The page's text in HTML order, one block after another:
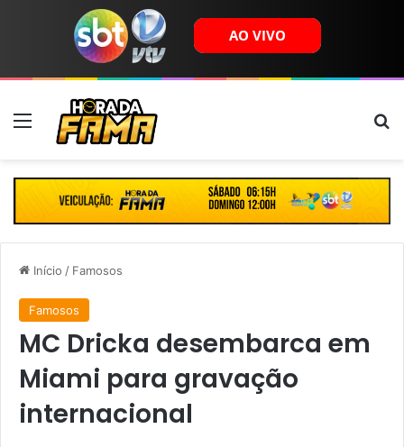
Menu
Início / Famosos
Famosos
MC Dricka desembarca em
Miami para gravação
internacional